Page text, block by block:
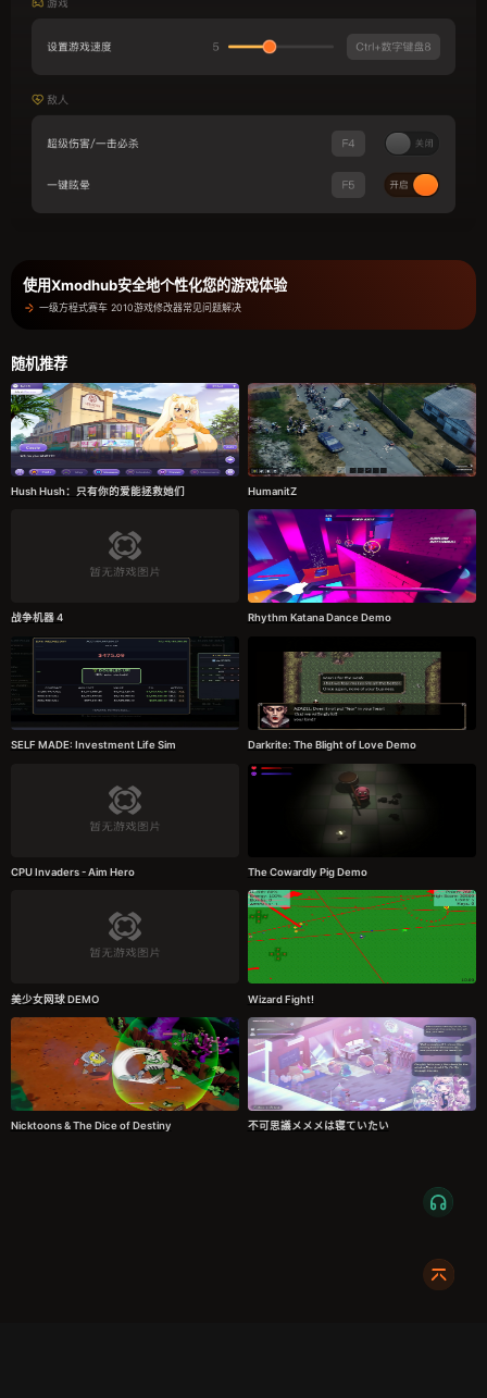
使用Xmodhub安全地个性化您的游戏体验
一级方程式赛车 2010游戏修改器常见问题解决
随机推荐
Hush Hush：只有你的爱能拯救她们 HumanitZ
战争机器 4 Rhythm Katana Dance Demo
SELF MADE: Investment Life Sim Darkrite: The Blight of Love Demo
CPU Invaders - Aim Hero The Cowardly Pig Demo
美少女网球 DEMO Wizard Fight!
Nicktoons & The Dice of Destiny 不可思議メメメは寝ていたい